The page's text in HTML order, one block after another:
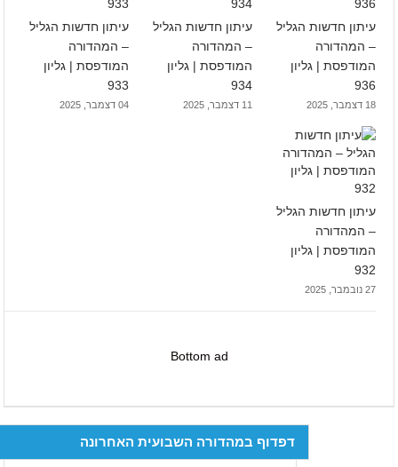
עיתון חדשות הגליל
– המהדורה
המודפסת | גליון
936
18 דצמבר, 2025
עיתון חדשות הגליל
– המהדורה
המודפסת | גליון
934
11 דצמבר, 2025
עיתון חדשות הגליל
– המהדורה
המודפסת | גליון
933
04 דצמבר, 2025
עיתון חדשות הגליל
– המהדורה
המודפסת | גליון
932
27 נובמבר, 2025
Bottom ad
דפדוף במהדורה השבועית האחרונה